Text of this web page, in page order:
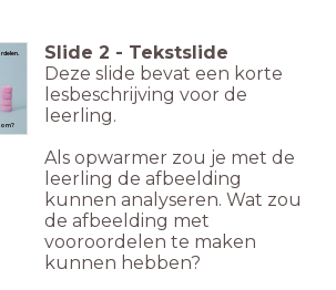
.
om?
Slide 2 - Tekstslide
Deze slide bevat een korte
lesbeschrijving voor de
leerling.
Als opwarmer zou je met de
leerling de afbeelding
kunnen analyseren. Wat zou
de afbeelding met
vooroordelen te maken
kunnen hebben?